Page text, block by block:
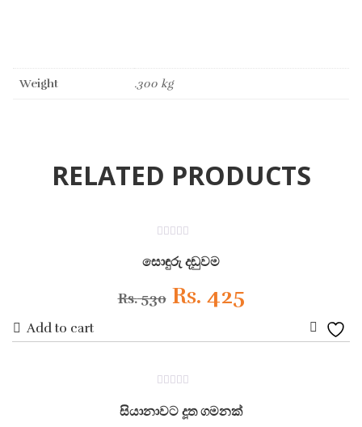
Weight .300 kg
RELATED PRODUCTS
out
of
සොඳුරු දඬුවම
Rs.530 Original
price
was:
Rs. 530.
Rs. 425Current
price
Add to cart
out
of
සියානාවට දූත ගමනක්